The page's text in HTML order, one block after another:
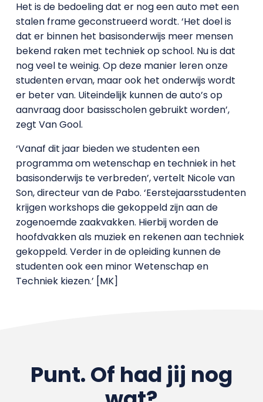
Het is de bedoeling dat er nog een auto met een
stalen frame geconstrueerd wordt. ‘Het doel is
dat er binnen het basisonderwijs meer mensen
bekend raken met techniek op school. Nu is dat
nog veel te weinig. Op deze manier leren onze
studenten ervan, maar ook het onderwijs wordt
er beter van. Uiteindelijk kunnen de auto’s op
aanvraag door basisscholen gebruikt worden’,
zegt Van Gool.
‘Vanaf dit jaar bieden we studenten een
programma om wetenschap en techniek in het
basisonderwijs te verbreden’, vertelt Nicole van
Son, directeur van de Pabo. ‘Eerstejaarsstudenten
krijgen workshops die gekoppeld zijn aan de
zogenoemde zaakvakken. Hierbij worden de
hoofdvakken als muziek en rekenen aan techniek
gekoppeld. Verder in de opleiding kunnen de
studenten ook een minor Wetenschap en
Techniek kiezen.’ [MK]
Punt. Of had jij nog